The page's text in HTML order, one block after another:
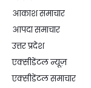
आकाश समाचार
आपदा समाचार
उत्तर प्रदेश
एक्सीडेंटल न्यूज़
एक्सीडेंटल समाचार